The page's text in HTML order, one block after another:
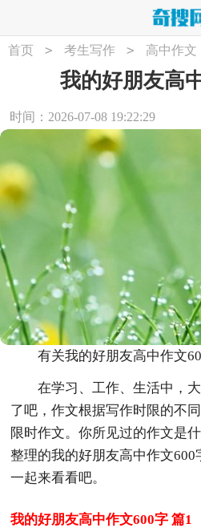
首页 > 考生写作 > 高中作文
我的好朋友高
时间：2026-07-08 19:22:29
有关我的好朋友高中作文
在学习、工作、生活中，
了吧，作文根据写作时限的不
限时作文。你所见过的作文是
整理的我的好朋友高中作文
一起来看看吧。
我的好朋友高中作文600字 篇1